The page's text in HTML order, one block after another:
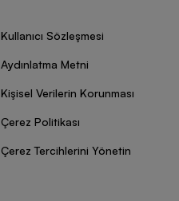
Kullanıcı Sözleşmesi
Aydınlatma Metni
Kişisel Verilerin Korunması
Çerez Politikası
Çerez Tercihlerini Yönetin